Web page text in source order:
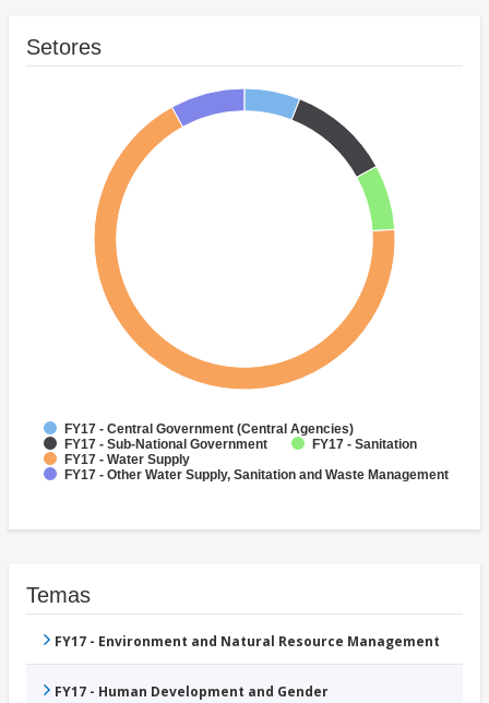
Setores
FY17 - Central Government (Central Agencies)
FY17 - Sub-National Government
FY17 - Sanitation
FY17 - Water Supply
FY17 - Other Water Supply, Sanitation and Waste Management
Temas
FY17 - Environment and Natural Resource Management
FY17 - Human Development and Gender